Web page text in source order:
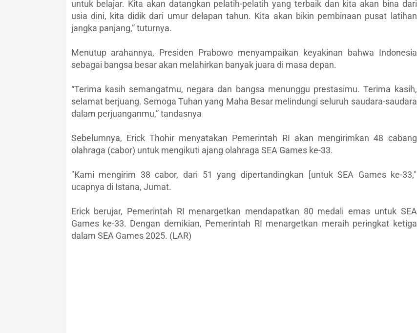
untuk belajar. Kita akan datangkan pelatih-pelatih yang terbaik dan kita akan bina dari
usia dini, kita didik dari umur delapan tahun. Kita akan bikin pembinaan pusat latihan
jangka panjang,” tuturnya.
Menutup arahannya, Presiden Prabowo menyampaikan keyakinan bahwa Indonesia
sebagai bangsa besar akan melahirkan banyak juara di masa depan.
“Terima kasih semangatmu, negara dan bangsa menunggu prestasimu. Terima kasih,
selamat berjuang. Semoga Tuhan yang Maha Besar melindungi seluruh saudara-saudara
dalam perjuanganmu,” tandasnya
Sebelumnya, Erick Thohir menyatakan Pemerintah RI akan mengirimkan 48 cabang
olahraga (cabor) untuk mengikuti ajang olahraga SEA Games ke-33.
"Kami mengirim 38 cabor, dari 51 yang dipertandingkan [untuk SEA Games ke-33,"
ucapnya di Istana, Jumat.
Erick berujar, Pemerintah RI menargetkan mendapatkan 80 medali emas untuk SEA
Games ke-33. Dengan demikian, Pemerintah RI menargetkan meraih peringkat ketiga
dalam SEA Games 2025. (LAR)